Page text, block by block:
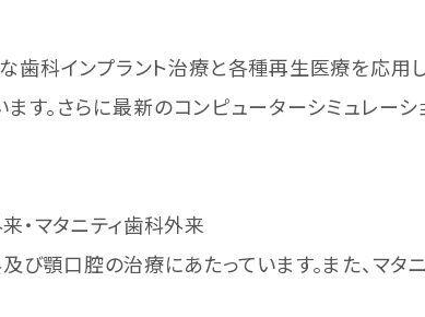
歯科インプラント治療と各種再生医療を応用
す。さらに最新のコンピューターシミュレー
・マタニティ歯科外来
顎口腔の治療にあたっています。また、マ